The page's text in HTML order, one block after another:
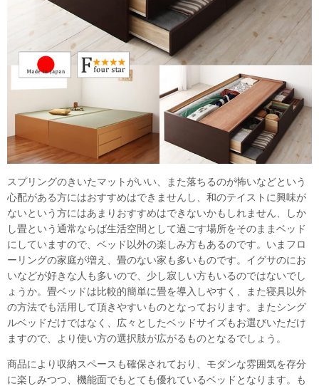
スプリングのきいたマットがいい、また落ちるのが怖いなどという
心配がある方にはおすすめはできませんし、和のテイストに興味が
ないという方にはあまりおすすめはできないかもしれません、しか
し畳という通常ならば生活空間として過ごす場所をそのままベッド
にしていますので、ベッド以外の楽しみ方もあるのです。いまフロ
ーリングの家庭が増え、畳のない家も多いものです。イグサのにお
いなどが好きな人も多いので、少し寂しい方もいるのではないでし
ょうか。畳ベッドは比較的簡単に畳を導入しやすく、また寝具以外
の方法でも活用して頂きやすいものとなっております。またシング
ルベッドだけではなく、広々としたベッドサイズもお選びいただけ
ますので、より使い方の選択肢が広がるものとなるでしょう。
商品により収納スペースも確保されており、モダンな雰囲気を存分
に楽しみつつ、機能面でもとても優れているベッドとなります。も